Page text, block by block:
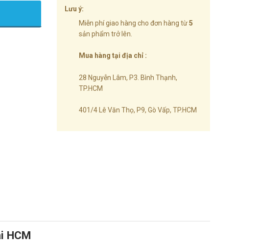
Lưu ý:
Miễn phí giao hàng cho đơn hàng từ5
sản phẩm trở lên.
Mua hàng tại địa chỉ :
28 Nguyễn Lâm, P3. Bình Thạnh,
TP.HCM
401/4 Lê Văn Thọ, P9, Gò Vấp, TP.HCM
HCM